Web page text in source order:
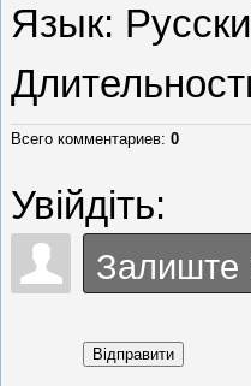
Язык:
Всего комментариев: 0
Увійдіть:
Відправити